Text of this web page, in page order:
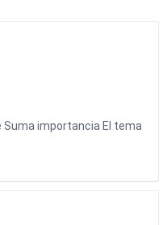
Suma importancia El tema